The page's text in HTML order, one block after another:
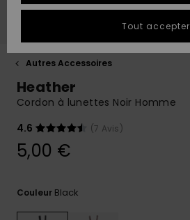
conversation
réponse la
plus rapide
à votre
question.
Autres Accessoires
Heather
Cordon à lunettes Noir Homme
4.6
(7 Avis)
5,00 €
Couleur Black
Tout accepter